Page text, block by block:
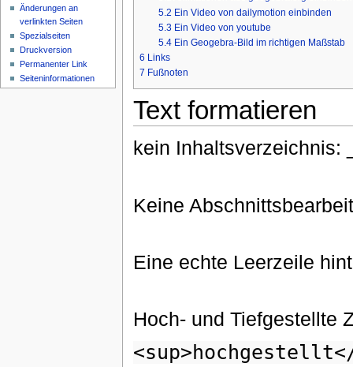
5.2 Ein Video von dailymotion einbinden
5.3 Ein Video von youtube
5.4 Ein Geogebra-Bild im richtigen Maßstab
6 Links
7 Fußnoten
Text formatieren
kein Inhaltsverzeichnis:
Keine
Eine echte Leerzeile
Hoch- und Tiefgestellte
Änderungen an
verlinkten Seiten
Spezialseiten
Druckversion
Permanenter Link
Seiteninformationen